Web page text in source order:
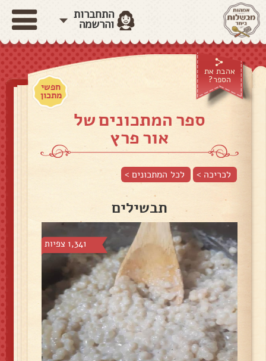
התחברות
והרשמה
אהבת את
הספר?
חפשי
מתכון
ספר המתכונים של
אור פרץ
לכריכה > לכל המתכונים >
תבשילים
1,341 צפיות